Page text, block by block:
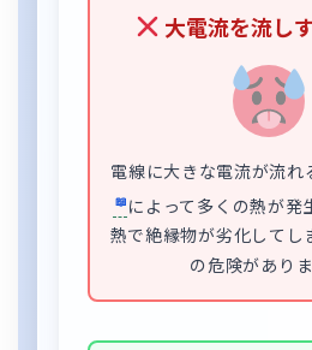
大電流を流し
電線に大きな電流が流れ
によって多くの熱が発
熱で絶縁物が劣化してし
の危険がありま